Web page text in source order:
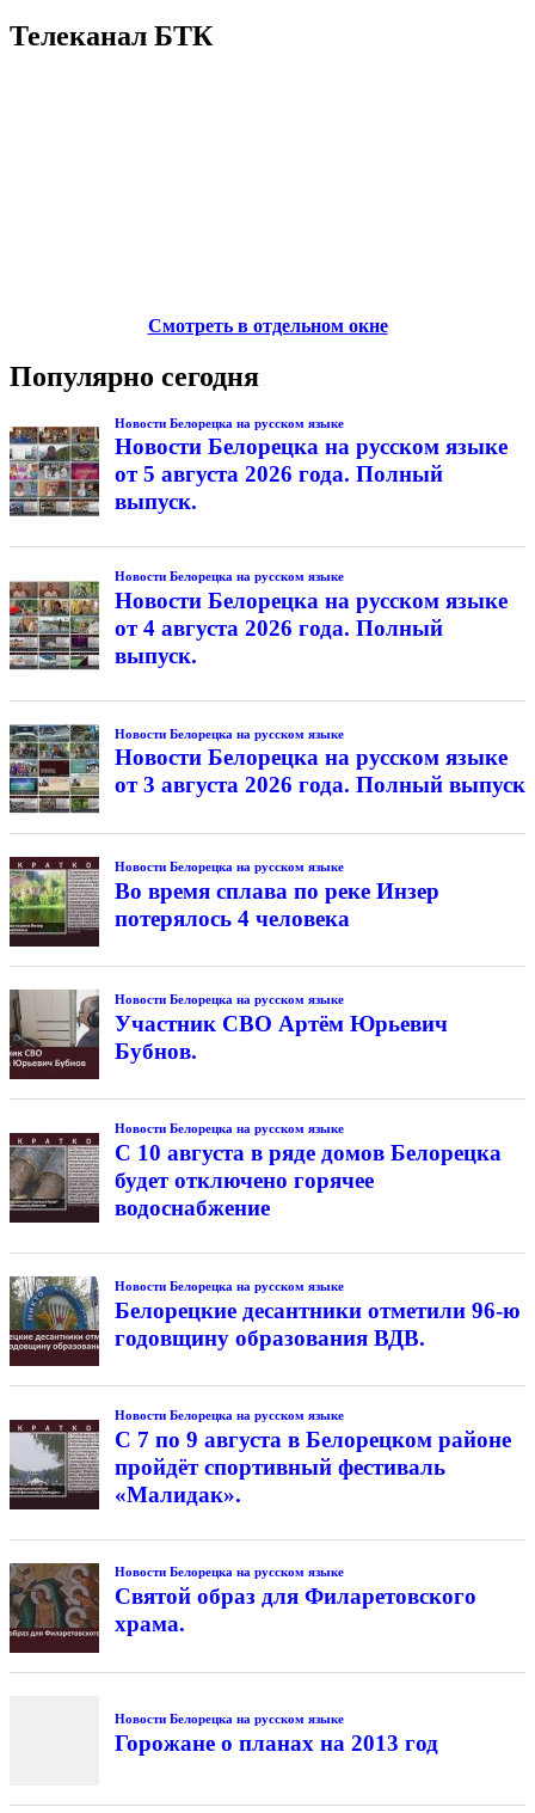
Телеканал БТК
Смотреть в отдельном окне
Популярно сегодня
Новости Белорецка на русском языке
Новости Белорецка на русском языке
от 5 августа 2026 года. Полный
выпуск.
Новости Белорецка на русском языке
Новости Белорецка на русском языке
от 4 августа 2026 года. Полный
выпуск.
Новости Белорецка на русском языке
Новости Белорецка на русском языке
от 3 августа 2026 года. Полный выпуск
Новости Белорецка на русском языке
Во время сплава по реке Инзер
потерялось 4 человека
Новости Белорецка на русском языке
Участник СВО Артём Юрьевич
Бубнов.
Новости Белорецка на русском языке
С 10 августа в ряде домов Белорецка
будет отключено горячее
водоснабжение
Новости Белорецка на русском языке
Белорецкие десантники отметили 96-ю
годовщину образования ВДВ.
Новости Белорецка на русском языке
С 7 по 9 августа в Белорецком районе
пройдёт спортивный фестиваль
«Малидак».
Новости Белорецка на русском языке
Святой образ для Филаретовского
храма.
Новости Белорецка на русском языке
Горожане о планах на 2013 год